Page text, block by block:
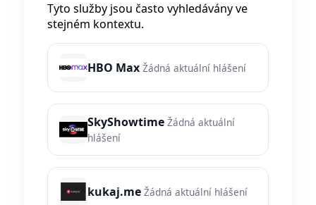
Tyto služby jsou často vyhledávány ve
stejném kontextu.
HBO Max Žádná aktuální hlášení
SkyShowtime Žádná aktuální
hlášení
kukaj.me Žádná aktuální hlášení